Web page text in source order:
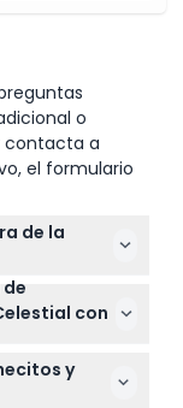
o
contacta a
el formulario
de la
10:00 a.m.
confirme
con
de
la Caja
y